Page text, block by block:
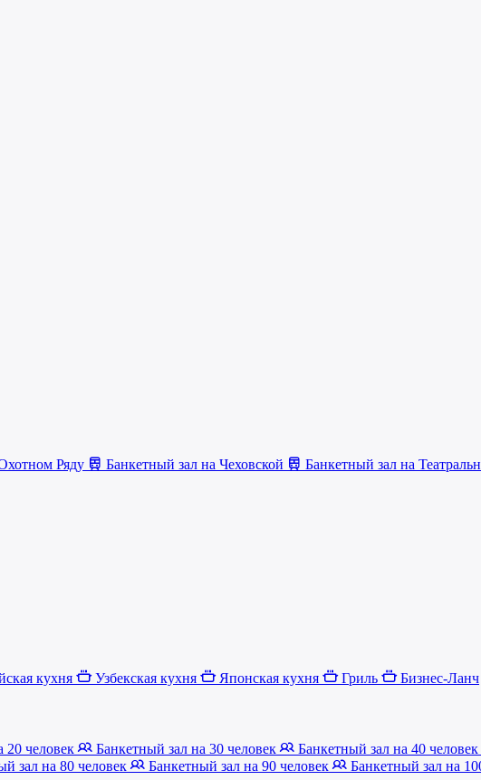
Ряду Банкетный зал на Чеховской Банкетный зал на
кухня Узбекская кухня Японская кухня Гриль Бизнес-Ланч
20 человек Банкетный зал на 30 человек Банкетный зал на 40 человек
зал на 80 человек Банкетный зал на 90 человек Банкетный зал на